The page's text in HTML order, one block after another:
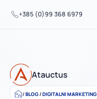
+385 (0)99 368 6979
Atauctus
BLOG/DIGITALNI MARKETING